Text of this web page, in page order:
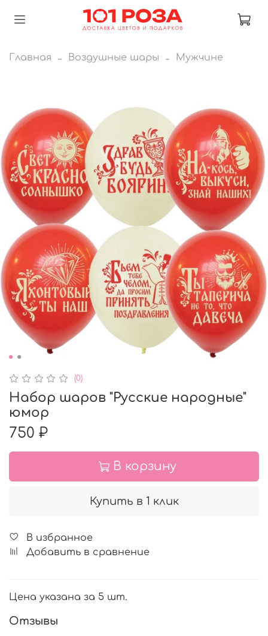
Главная Воздушные шары Мужчине
(0)
Набор шаров "Русские народные"
юмор
750 ₽
В корзину
Купить в 1 клик
В избранное
Добавить в сравнение
Цена указана за 5 шт.
Отзывы